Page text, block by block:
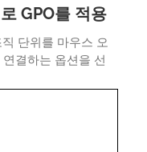
GPO를 적용
단위를 마우스 오
결하는 옵션을 선